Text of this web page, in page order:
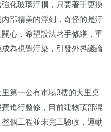
化玻璃汙損，只要著手更換
部精美的浮刻，奇怪的是汙
心，希望設法著手修繕，重
為視覺汙染，引發外界議論
第一公有市場3樓的大里桌
進行整修，目前建物頂部混
個工程並未完工驗收，運動